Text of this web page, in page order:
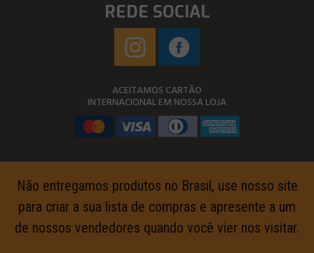
REDE SOCIAL
ACEITAMOS CARTÃO
INTERNACIONAL EM NOSSA LOJA
Não entregamos produtos no Brasil, use nosso site
para criar a sua lista de compras e apresente a um
de nossos vendedores quando você vier nos visitar.